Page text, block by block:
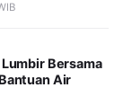
Bersama
Air